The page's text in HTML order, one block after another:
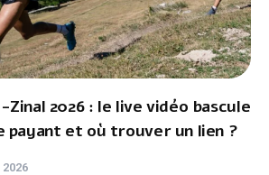
2026 : le live vidéo bascule
payant et où trouver un lien ?
2026